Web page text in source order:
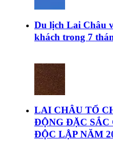
Du lịch Lai Châu
khách trong 7
LAI CHÂU TỔ
ĐỘNG ĐẶC SẮC
ĐỘC LẬP NĂM